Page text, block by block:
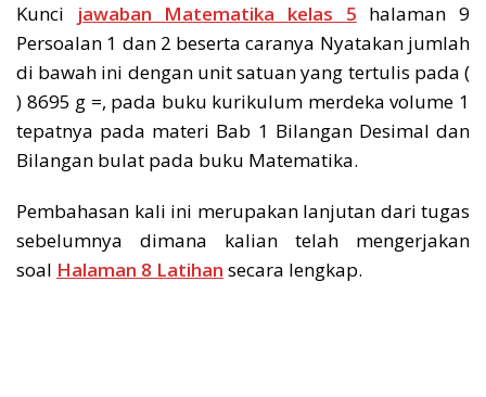
Kunci jawaban Matematika kelas 5 halaman 9
Persoalan 1 dan 2 beserta caranya Nyatakan jumlah
di bawah ini dengan unit satuan yang tertulis pada (
) 8695 g =, pada buku kurikulum merdeka volume 1
tepatnya pada materi Bab 1 Bilangan Desimal dan
Bilangan bulat pada buku Matematika.
Pembahasan kali ini merupakan lanjutan dari tugas
sebelumnya dimana kalian telah mengerjakan
soal Halaman 8 Latihan secara lengkap.